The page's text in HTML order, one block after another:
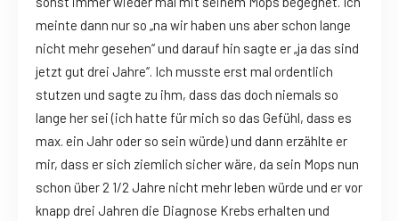
meinte dann nur so „na wir haben uns aber schon lange
nicht mehr gesehen“ und darauf hin sagte er „ja das sind
jetzt gut drei Jahre“. Ich musste erst mal ordentlich
stutzen und sagte zu ihm, dass das doch niemals so
lange her sei (ich hatte für mich so das Gefühl, dass es
max. ein Jahr oder so sein würde) und dann erzählte er
mir, dass er sich ziemlich sicher wäre, da sein Mops nun
schon über 2 1/2 Jahre nicht mehr leben würde und er vor
knapp drei Jahren die Diagnose Krebs erhalten und